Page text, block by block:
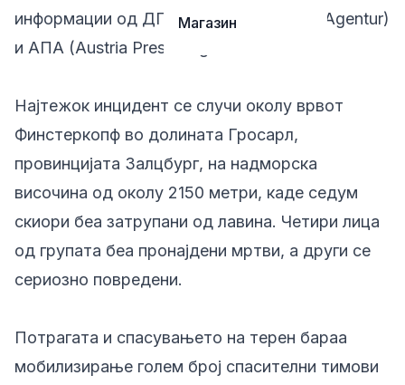
Магазин
информации од ДПА (Deutsche Presse-Agentur)
и АПА (Austria Presse Agentur).
Најтежок инцидент се случи околу врвот
Финстеркопф во долината Гросарл,
провинцијата Залцбург, на надморска
височина од околу 2150 метри, каде седум
скиори беа затрупани од лавина. Четири лица
од групата беа пронајдени мртви, а други се
сериозно повредени.
Потрагата и спасувањето на терен бараа
мобилизирање голем број спасителни тимови